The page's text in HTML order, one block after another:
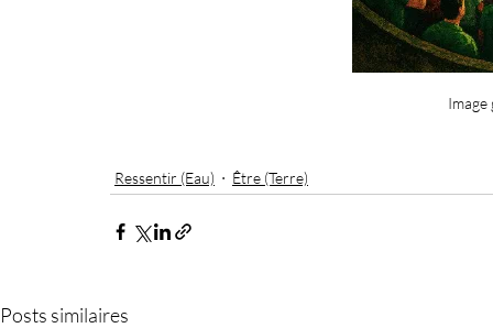
Image
Ressentir (Eau) Être (Terre)
Posts similaires